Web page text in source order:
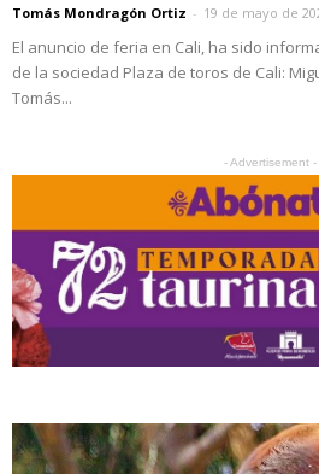
Tomás Mondragón Ortiz - 19 de mayo de
El anuncio de feria en Cali, ha sido
de la sociedad Plaza de toros de Cali:
Tomás...
- Advertisement -